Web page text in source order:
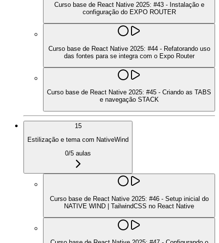
Curso base de React Native 2025: #43 - Instalação e
configuração do EXPO ROUTER
Curso base de React Native 2025: #44 - Refatorando uso
das fontes para se integra com o Expo Router
Curso base de React Native 2025: #45 - Criando as TABS
e navegação STACK
15
Estilização e tema com NativeWind
0/5 aulas
Curso base de React Native 2025: #46 - Setup inicial do
NATIVE WIND | TailwindCSS no React Native